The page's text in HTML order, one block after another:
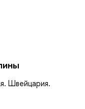
Швейцария.